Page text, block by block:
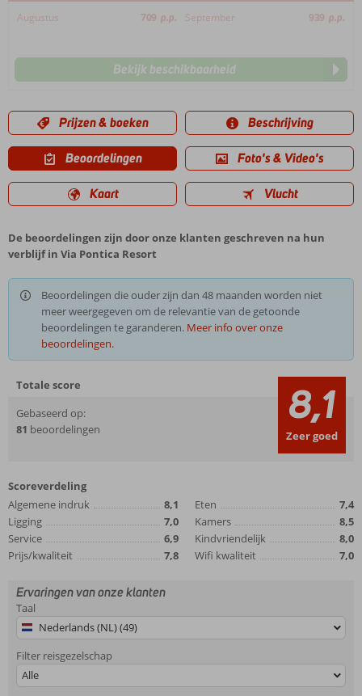
Augustus 709 p.p. September 939 p.p.
Bekijk beschikbaarheid
Prijzen & boeken Beschrijving
Beoordelingen Foto's & Video's
Kaart Vlucht
De beoordelingen zijn door onze klanten geschreven na hun
verblijf in Via Pontica Resort
Beoordelingen die ouder zijn dan 48 maanden worden niet
meer weergegeven om de relevantie van de getoonde
beoordelingen te garanderen. Meer info over onze
beoordelingen.
Totale score
Gebaseerd op:
81 beoordelingen 8,1
Zeer goed
Scoreverdeling
Algemene indruk
8,1
Ligging
7,0
Service
6,9
Prijs/kwaliteit
7,8
Eten
7,4
Kamers
8,5
Kindvriendelijk
8,0
Wifi kwaliteit
7,0
Ervaringen van onze klanten
Taal
Nederlands (NL) (49)
Filter reisgezelschap
Alle